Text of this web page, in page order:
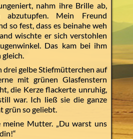
nahm ihre Brille ab,
Mein Freund
so fest, dass es beinahe weh
wischte er sich verstohlen
Das kam bei ihm
drei gelbe Stiefmütterchen auf
mit grünen Glasfenstern
die Kerze flackerte unruhig,
war. Ich ließ sie die ganze
grün so geliebt.
meine Mutter. „Du warst uns